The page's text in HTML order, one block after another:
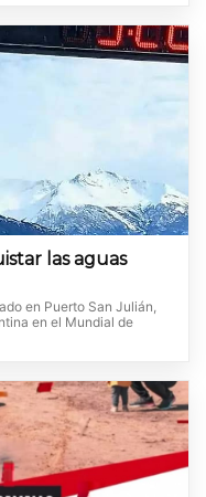
las aguas
en Puerto San Julián,
en el Mundial de